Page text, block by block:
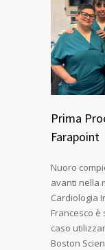
Prima
Farapoint
Nuoro
avanti nella
Cardiologia
Francesco
caso
Boston